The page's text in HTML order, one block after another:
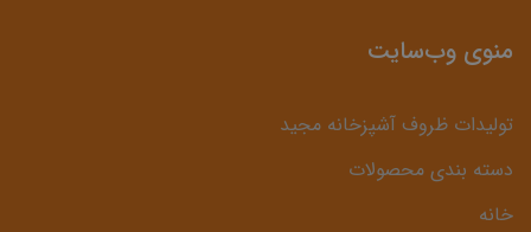
منوی وب‌سایت
تولیدات ظروف آشپزخانه مجید
دسته بندی محصولات
خانه